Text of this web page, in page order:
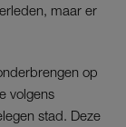
maar er
op
volgens
stad. Deze